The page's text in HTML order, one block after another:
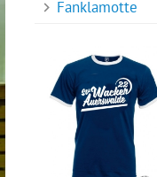
Fanklamotte